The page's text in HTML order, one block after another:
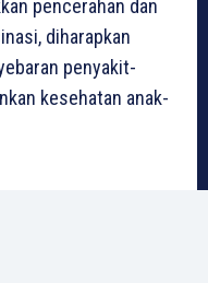
pencerahan dan
diharapkan
penyakit-
kesehatan anak-